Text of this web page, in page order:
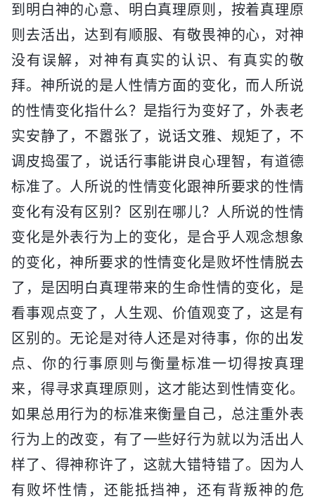
到明白神的心意、明白真理原则，按着真理原
则去活出，达到有顺服、有敬畏神的心，对神
没有误解，对神有真实的认识、有真实的敬
拜。神所说的是人性情方面的变化，而人所说
的性情变化指什么？是指行为变好了，外表老
实安静了，不嚣张了，说话文雅、规矩了，不
调皮捣蛋了，说话行事能讲良心理智，有道德
标准了。人所说的性情变化跟神所要求的性情
变化有没有区别？区别在哪儿？人所说的性情
变化是外表行为上的变化，是合乎人观念想象
的变化，神所要求的性情变化是败坏性情脱去
了，是因明白真理带来的生命性情的变化，是
看事观点变了，人生观、价值观变了，这是有
区别的。无论是对待人还是对待事，你的出发
点、你的行事原则与衡量标准一切得按真理
来，得寻求真理原则，这才能达到性情变化。
如果总用行为的标准来衡量自己，总注重外表
行为上的改变，有了一些好行为就以为活出人
样了、得神称许了，这就大错特错了。因为人
有败坏性情，还能抵挡神，还有背叛神的危